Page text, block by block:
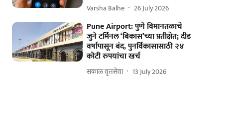
Varsha Balhe 26 July 2026
Pune Airport: पुणे विमानतळाचे
जुने टर्मिनल ‘बिकास’च्या प्रतीक्षेत; दीड
वर्षापासून बंद, पुनर्विकासासाठी २४
कोटी रुपयांचा खर्च
सकाळ वृत्तसेवा 13 July 2026